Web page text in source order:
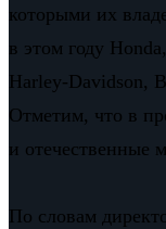
которыми их
в этом году
Harley-Davidson,
Отметим, что в
и
По словам